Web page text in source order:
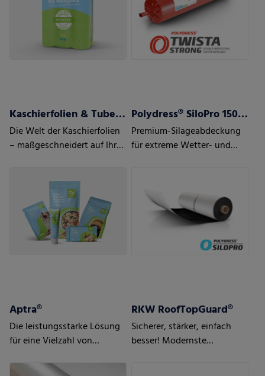
Kaschierfolien & Tubenlaminatfolien
Die Welt der Kaschierfolien
– maßgeschneidert auf Ihre
Polydress® SiloPro 150 µm
Premium-Silageabdeckung
für extreme Wetter- und
Aptra®
Die leistungsstarke Lösung
für eine Vielzahl von
RKW RoofTopGuard®
Sicherer, stärker, einfach
besser! Modernste